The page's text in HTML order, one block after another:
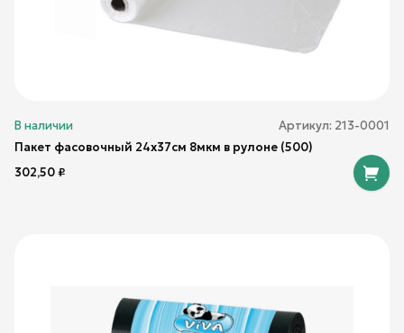
В наличии Артикул: 213-0001
Пакет фасовочный 24х37см 8мкм в рулоне (500)
302,50₽